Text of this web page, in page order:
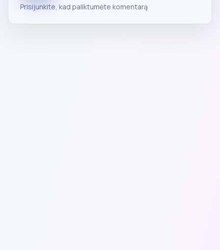
Prisijunkite, kad paliktumėte komentarą